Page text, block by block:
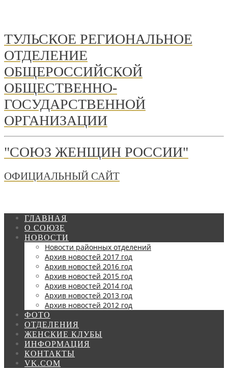
ТУЛЬСКОЕ РЕГИОНАЛЬНОЕ
ОТДЕЛЕНИЕ
ОБЩЕРОССИЙСКОЙ
ОБЩЕСТВЕННО-
ГОСУДАРСТВЕННОЙ
ОРГАНИЗАЦИИ
"СОЮЗ ЖЕНЩИН РОССИИ"
ОФИЦИАЛЬНЫЙ САЙТ
ГЛАВНАЯ
О СОЮЗЕ
НОВОСТИ
Новости районных отделений
Архив новостей 2017 год
Архив новостей 2016 год
Архив новостей 2015 год
Архив новостей 2014 год
Архив новостей 2013 год
Архив новостей 2012 год
ФОТО
ОТДЕЛЕНИЯ
ЖЕНСКИЕ КЛУБЫ
ИНФОРМАЦИЯ
КОНТАКТЫ
VK.COM